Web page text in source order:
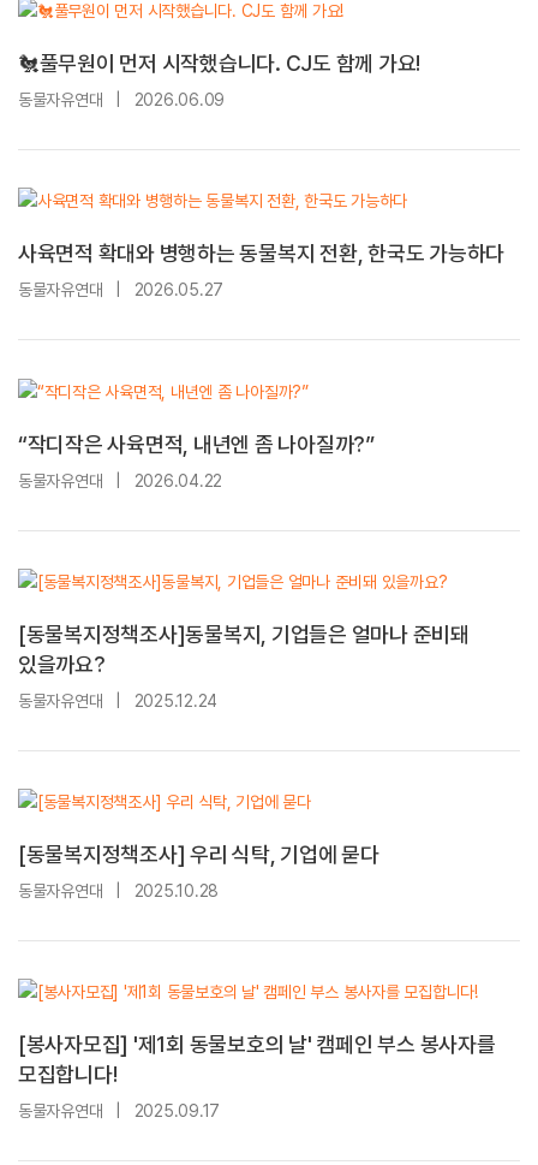
🐔풀무원이 먼저 시작했습니다. CJ도 함께 가요!
동물자유연대 2026.06.09
사육면적 확대와 병행하는 동물복지 전환, 한국도 가능하다
동물자유연대 2026.05.27
“작디작은 사육면적, 내년엔 좀 나아질까?”
동물자유연대 2026.04.22
[동물복지정책조사]동물복지, 기업들은 얼마나 준비돼
있을까요?
동물자유연대 2025.12.24
[동물복지정책조사] 우리 식탁, 기업에 묻다
동물자유연대 2025.10.28
[봉사자모집] '제1회 동물보호의 날' 캠페인 부스 봉사자를
모집합니다!
동물자유연대 2025.09.17